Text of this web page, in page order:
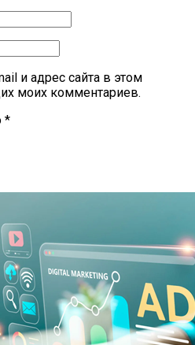
и адрес сайта в этом
моих комментариев.
*